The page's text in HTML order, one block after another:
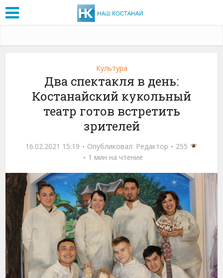
Культура
Два спектакля в день:
Костанайский кукольный
театр готов встретить
зрителей
16.02.2021 15:19 Опубликовал: Редактор
255
1 мин на чтение